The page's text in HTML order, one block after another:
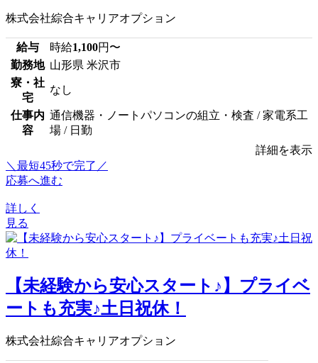
株式会社綜合キャリアオプション
給与 時給1,100円〜
勤務地 山形県 米沢市
寮・社
宅
なし
仕事内
容
通信機器・ノートパソコンの組立・検査 / 家電系工
場 / 日勤
詳細を表示
＼最短45秒で完了／
応募へ進む
詳しく
見る
【未経験から安心スタート♪】プライベ
ートも充実♪土日祝休！
株式会社綜合キャリアオプション